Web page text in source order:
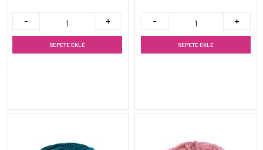
SEPETE EKLE SEPETE EKLE